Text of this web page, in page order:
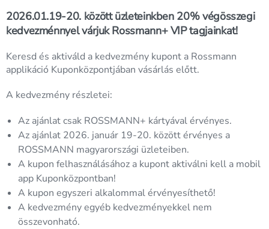
2026.01.19-20. között üzleteinkben 20% végösszegi
kedvezménnyel várjuk Rossmann+ VIP tagjainkat!
Keresd és aktiváld a kedvezmény kupont a Rossmann
applikáció Kuponközpontjában vásárlás előtt.
A kedvezmény részletei:
Az ajánlat csak ROSSMANN+ kártyával érvényes.
Az ajánlat 2026. január 19-20. között érvényes a
ROSSMANN magyarországi üzleteiben.
A kupon felhasználásához a kupont aktiválni kell a mobil
app Kuponközpontban!
A kupon egyszeri alkalommal érvényesíthető!
A kedvezmény egyéb kedvezményekkel nem
összevonható.